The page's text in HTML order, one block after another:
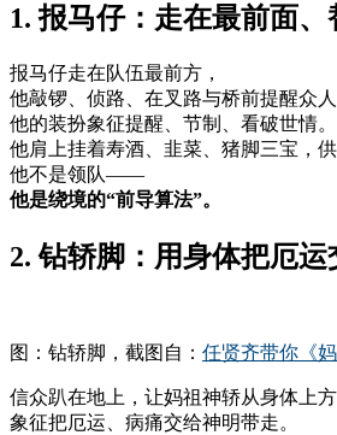
1. 报马仔：走在最前面
报马仔走在队伍最前方，
他敲锣、侦路、在叉路与桥前提醒众人
他的装扮象征提醒、节制、看破世情。
他肩上挂着寿酒、韭菜、猪脚三宝，供
他不是领队——
他是绕境的“前导算法”。
2. 钻轿脚：用身体把厄运
图：钻轿脚，截图自： 任贤齐带你《妈
信众趴在地上，让妈祖神轿从身体上方
象征把厄运、病痛交给神明带走。